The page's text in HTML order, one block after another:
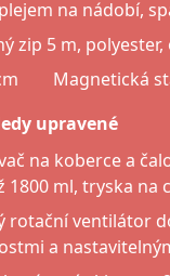
na nádobí,
zip 5 m,
Magnetická
upravené
na koberce a
1800 ml, tryska na
rotační ventilátor
a